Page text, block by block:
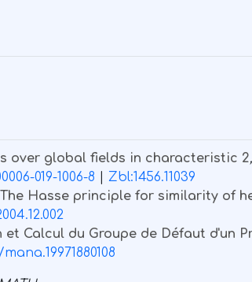
over global fields in characteristic 2
019-1006-8
Zbl:1456.11039
The Hasse principle for similarity of
Calcul du Groupe de Défaut d'un
mana.19971880108